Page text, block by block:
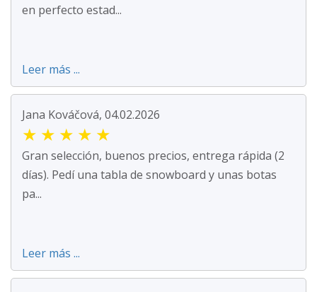
en perfecto estad...
Leer más ...
Jana Kováčová, 04.02.2026
★ ★ ★ ★ ★
Gran selección, buenos precios, entrega rápida (2
días). Pedí una tabla de snowboard y unas botas
pa...
Leer más ...